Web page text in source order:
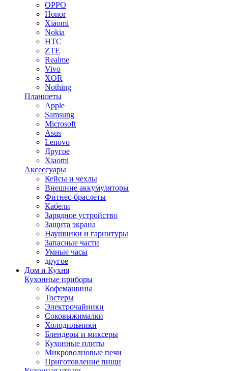
OPPO
Honor
Xiaomi
Nokia
HTC
ZTE
Realme
Vivo
XOR
Nothing
Планшеты
Apple
Samsung
Microsoft
Asus
Lenovo
Другое
Xiaomi
Аксессуары
Кейсы и чехлы
Внешние аккумуляторы
Фитнес-браслеты
Кабели
Зарядное устройство
Защита экрана
Наушники и гарнитуры
Запасные части
Умные часы
другое
Дом и Кухня
Кухонные приборы
Кофемашины
Тостеры
Электрочайники
Соковыжималки
Холодильники
Блендеры и миксеры
Кухонные плиты
Микроволновые печи
Приготовление пищи